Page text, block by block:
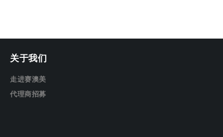
关于我们
走进赛澳美
代理商招募